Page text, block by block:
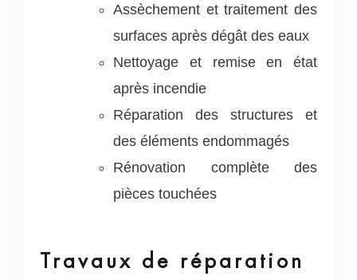
Assèchement et traitement des
surfaces après dégât des eaux
Nettoyage et remise en état
après incendie
Réparation des structures et
des éléments endommagés
Rénovation complète des
pièces touchées
Travaux de réparation